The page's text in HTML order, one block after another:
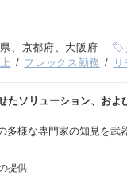
、京都府、大阪府
フレックス勤務
たソリューション、およ
多様な専門家の知見を武
提供